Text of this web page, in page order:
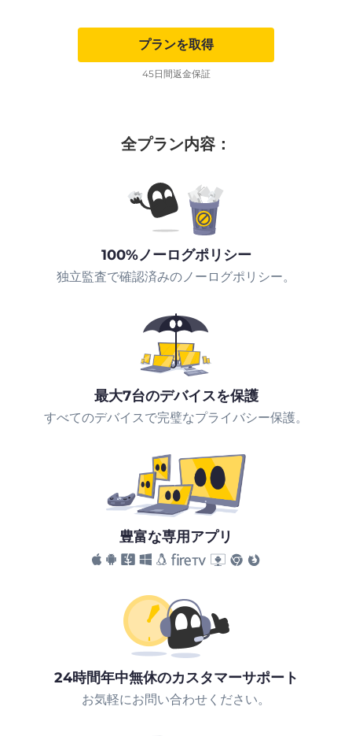
プランを取得
45日間返金保証
全プラン内容：
100%ノーログポリシー
独立監査で確認済みのノーログポリシー。
最大7台のデバイスを保護
すべてのデバイスで完璧なプライバシー保護。
豊富な専用アプリ
24時間年中無休のカスタマーサポート
お気軽にお問い合わせください。